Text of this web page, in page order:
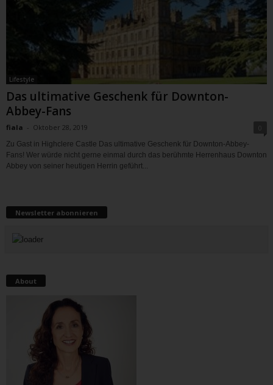
Lifestyle
Das ultimative Geschenk für Downton-
Abbey-Fans
fiala - Oktober 28, 2019
Zu Gast in Highclere Castle Das ultimative Geschenk für Downton-Abbey-
Fans! Wer würde nicht gerne einmal durch das berühmte Herrenhaus Downton
Abbey von seiner heutigen Herrin geführt...
Newsletter abonnieren
About